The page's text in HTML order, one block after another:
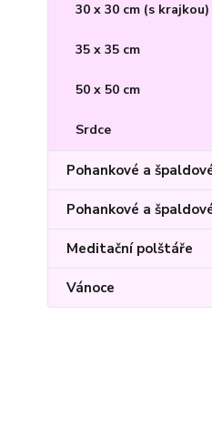
30 x 30 cm (s krajkou)
35 x 35 cm
50 x 50 cm
Srdce
Pohankové a
Pohankové a
Meditační polštáře
Vánoce